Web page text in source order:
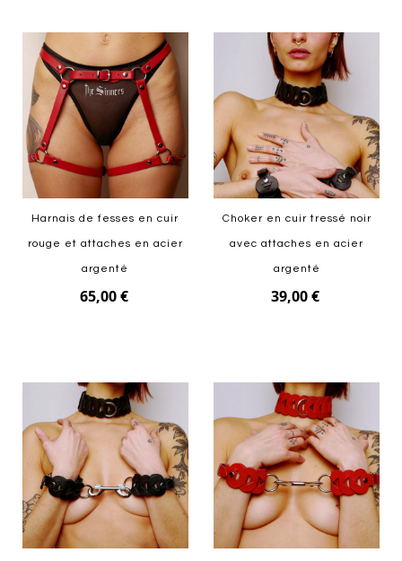
Harnais de fesses en cuir
rouge et attaches en acier
argenté
65,00 €
Choker en cuir tressé noir
avec attaches en acier
argenté
39,00 €